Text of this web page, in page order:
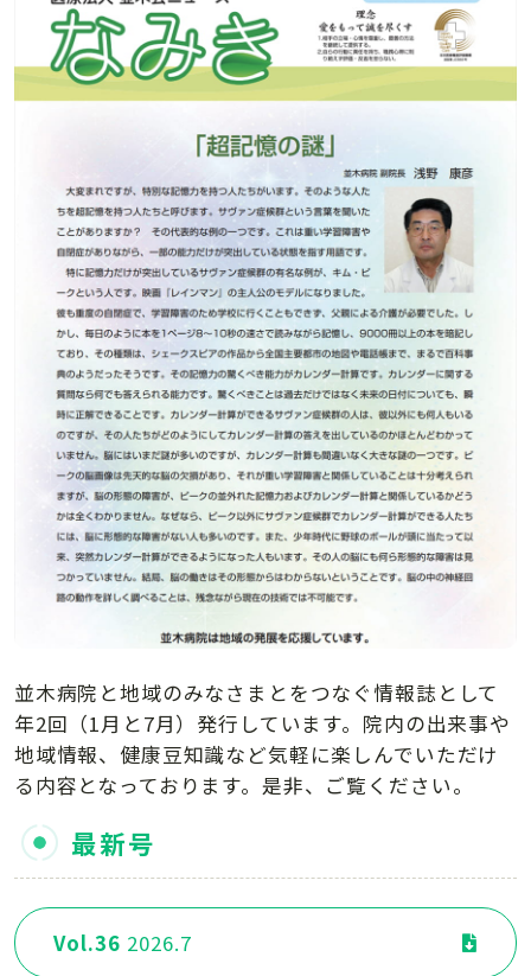
並木病院と地域のみなさまとをつなぐ情報誌として
年2回（1月と7月）発行しています。院内の出来事や
地域情報、健康豆知識など気軽に楽しんでいただけ
る内容となっております。是非、ご覧ください。
最新号
Vol.36 2026.7